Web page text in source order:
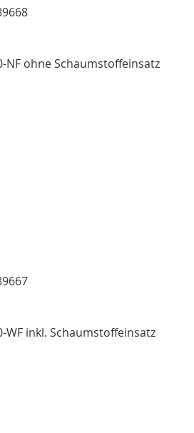
NF ohne Schaumstoffeinsatz
WF inkl. Schaumstoffeinsatz